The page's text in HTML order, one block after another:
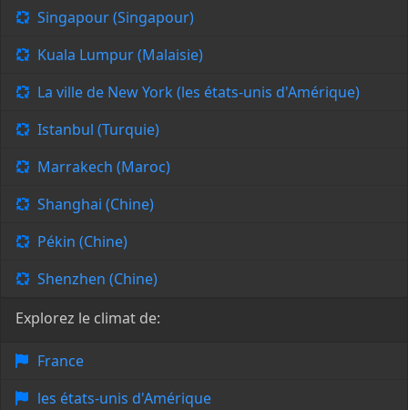
Singapour (Singapour)
Kuala Lumpur (Malaisie)
La ville de New York (les états-unis d'Amérique)
Istanbul (Turquie)
Marrakech (Maroc)
Shanghai (Chine)
Pékin (Chine)
Shenzhen (Chine)
Explorez le climat de:
France
les états-unis d'Amérique